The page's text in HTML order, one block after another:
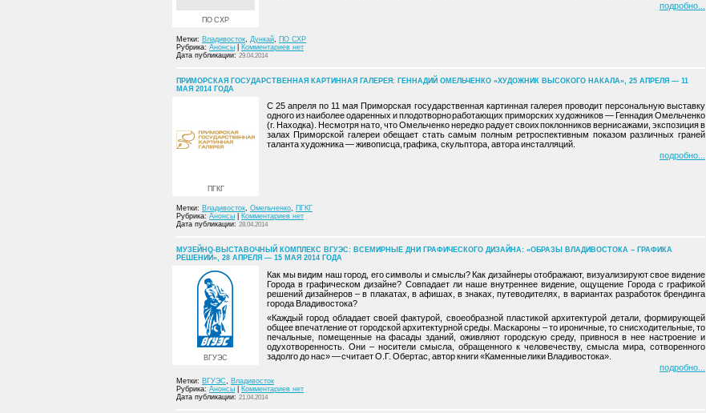
ПО СХР
подробно
Метки: Владивосток, Дункай, ПО СХР
Рубрика: Анонсы
Комментариев нет
Дата публикации: 29.04.2014
ПРИМОРСКАЯ ГОСУДАРСТВЕННАЯ КАРТИННАЯ ГАЛЕРЕЯ: ГЕННАДИЙ ОМЕЛЬЧЕНКО «ХУДОЖНИК ВЫСОКОГО НАКАЛА», 25 АПРЕЛЯ — 11
МАЯ 2014 ГОДА
ПГКГ
С 25 апреля по 11 мая Приморская государственная картинная галерея проводит персональную выставку
одного из наиболее одаренных и плодотворно работающих приморских художников — Геннадия Омельченко
(г. Находка). Несмотря на то, что Омельченко нередко радует своих поклонников вернисажами, экспозиция в
залах Приморской галереи обещает стать самым полным ретроспективным показом различных граней
таланта художника — живописца, графика, скульптора, автора инсталляций.
подробно
Метки: Владивосток, Омельченко, ПГКГ
Рубрика: Анонсы
Комментариев нет
Дата публикации: 28.04.2014
МУЗЕЙНО-ВЫСТАВОЧНЫЙ КОМПЛЕКС ВГУЭС: ВСЕМИРНЫЕ ДНИ ГРАФИЧЕСКОГО ДИЗАЙНА: «ОБРАЗЫ ВЛАДИВОСТОКА – ГРАФИКА
РЕШЕНИЙ», 28 АПРЕЛЯ — 15 МАЯ 2014 ГОДА
ВГУЭС
Как мы видим наш город, его символы и смыслы? Как дизайнеры отображают, визуализируют свое видение
Города в графическом дизайне? Совпадает ли наше внутреннее видение, ощущение Города с графикой
решений дизайнеров – в плакатах, в афишах, в знаках, путеводителях, в вариантах разработок брендинга
города Владивостока?
«Каждый город обладает своей фактурой, своеобразной пластикой архитектурой детали, формирующей
общее впечатление от городской архитектурной среды. Маскароны – то ироничные, то снисходительные, то
печальные, помещенные на фасады зданий, оживляют городскую среду, привнося в нее настроение и
одухотворенность. Они – носители смысла, обращенного к человечеству, смысла мира, сотворенного
задолго до нас» — считает О.Г. Обертас, автор книги «Каменные лики Владивостока».
подробно
Метки: ВГУЭС, Владивосток
Рубрика: Анонсы
Комментариев нет
Дата публикации: 21.04.2014